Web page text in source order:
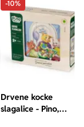
-10%
Drvene kocke
slagalice - Pino,